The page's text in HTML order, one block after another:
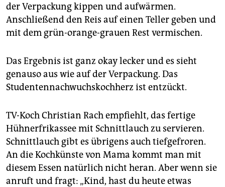
der Verpackung kippen und aufwärmen.
Anschließend den Reis auf einen Teller geben und
mit dem grün-orange-grauen Rest vermischen.
Das Ergebnis ist ganz okay lecker und es sieht
genauso aus wie auf der Verpackung. Das
Studentennachwuchskochherz ist entzückt.
TV-Koch Christian Rach empfiehlt, das fertige
Hühnerfrikassee mit Schnittlauch zu servieren.
Schnittlauch gibt es übrigens auch tiefgefroren.
An die Kochkünste von Mama kommt man mit
diesem Essen natürlich nicht heran. Aber wenn sie
anruft und fragt: „Kind, hast du heute etwas